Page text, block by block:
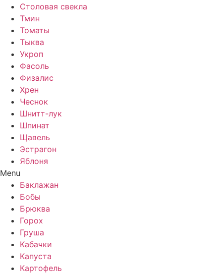
Столовая свекла
Тмин
Томаты
Тыква
Укроп
Фасоль
Физалис
Хрен
Чеснок
Шнитт-лук
Шпинат
Щавель
Эстрагон
Яблоня
Menu
Баклажан
Бобы
Брюква
Горох
Груша
Кабачки
Капуста
Картофель